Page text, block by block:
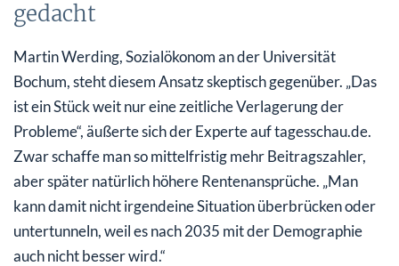
gedacht
Martin Werding, Sozialökonom an der Universität
Bochum, steht diesem Ansatz skeptisch gegenüber. „Das
ist ein Stück weit nur eine zeitliche Verlagerung der
Probleme“, äußerte sich der Experte auf tagesschau.de.
Zwar schaffe man so mittelfristig mehr Beitragszahler,
aber später natürlich höhere Rentenansprüche. „Man
kann damit nicht irgendeine Situation überbrücken oder
untertunneln, weil es nach 2035 mit der Demographie
auch nicht besser wird.“